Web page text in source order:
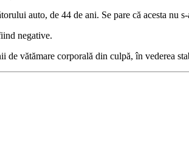
auto, de 44 de ani. Se pare că acesta nu
negative.
vătămare corporală din culpă, în vederea